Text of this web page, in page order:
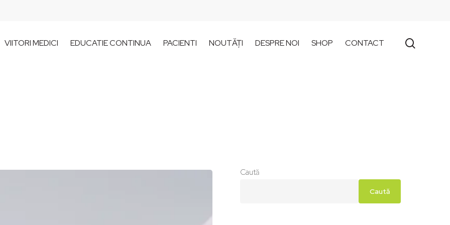
VIITORI MEDICI EDUCATIE CONTINUA PACIENTI NOUTĂȚI DESPRE NOI SHOP CONTACT
Caută
Caută